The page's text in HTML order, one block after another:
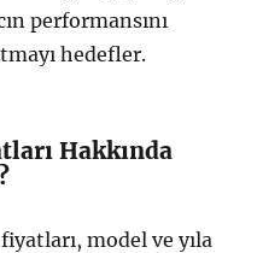
performansını
hedefler.
Hakkında
model ve yıla